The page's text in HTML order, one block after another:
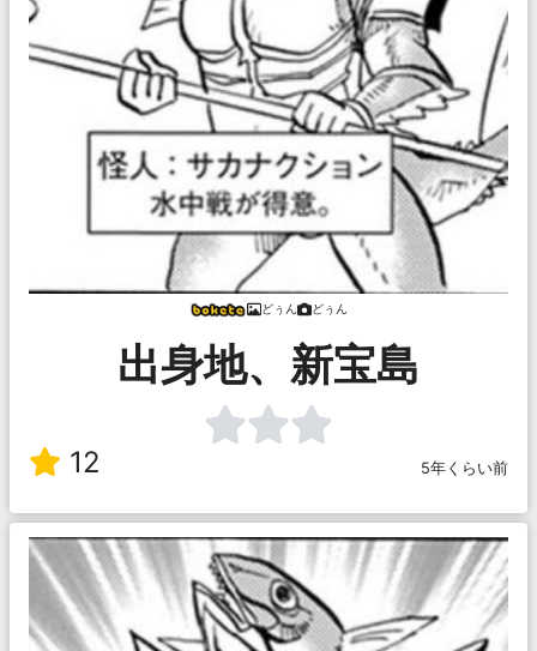
どぅん どぅん
出身地、新宝島
12 5年くらい前